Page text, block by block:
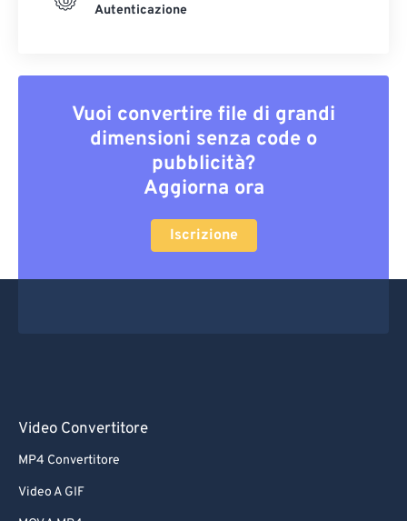
Autenticazione
Vuoi convertire file di grandi
dimensioni senza code o
pubblicità?
Aggiorna ora
Iscrizione
Video Convertitore
MP4 Convertitore
Video A GIF